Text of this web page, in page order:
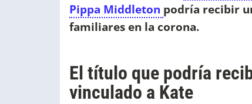
Pippa Middleton podría recibir
familiares en la corona.
El título que podría
vinculado a Kate